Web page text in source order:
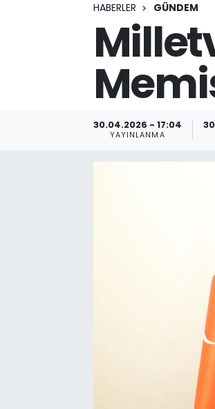
HABERLER GÜNDEM
30.04.2026 - 17:04
YAYINLANMA